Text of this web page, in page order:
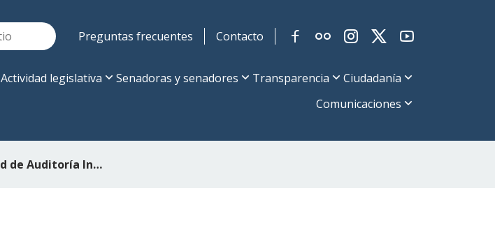
Preguntas frecuentes Contacto
Actividad legislativa Senadoras y senadores Transparencia
Ciudadanía
Comunicaciones
Unidad de Auditoría Interna del Senado